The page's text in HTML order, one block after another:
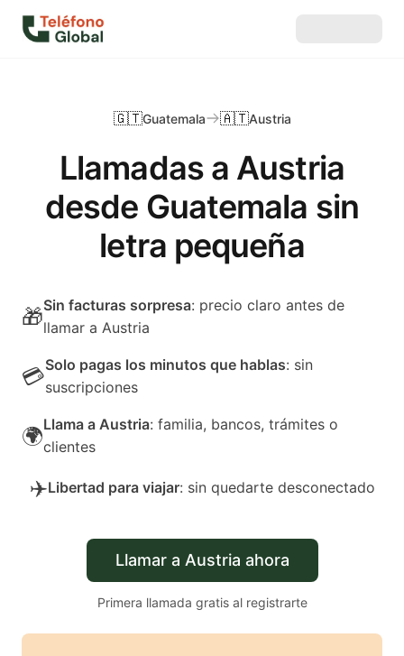
Llamadas a Austria
desde Guatemala sin
letra pequeña
🇬🇹Guatemala 🇦🇹Austria
🎁Sin facturas sorpresa: precio claro antes de
llamar a Austria
💳Solo pagas los minutos que hablas: sin
suscripciones
🌍Llama a Austria: familia, bancos, trámites o
clientes
✈️Libertad para viajar: sin quedarte desconectado
Llamar a Austria ahora
Primera llamada gratis al registrarte